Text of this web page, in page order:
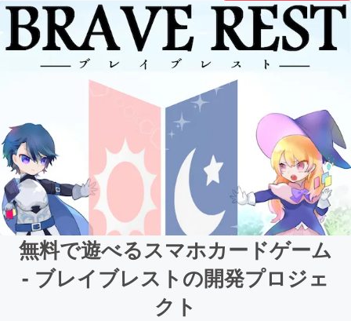
無料で遊べるスマホカードゲーム
- ブレイブレストの開発プロジェ
クト